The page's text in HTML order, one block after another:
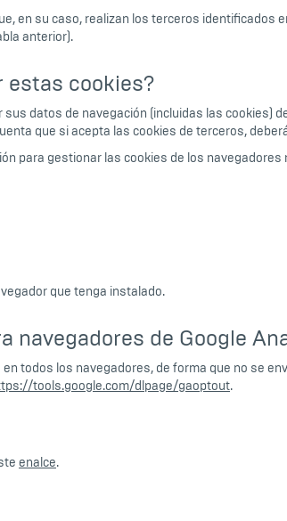
en su caso, realizan los terceros identificados
anterior).
estas cookies?
datos de navegación (incluidas las cookies)
que si acepta las cookies de terceros,
para gestionar las cookies de los navegadores
que tenga instalado.
navegadores de Google
todos los navegadores, de forma que no se
tools.google.com/dlpage/gaoptout.
enalce.